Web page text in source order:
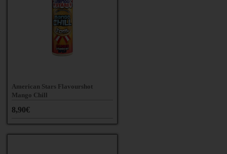
American Stars Flavourshot
Mango Chill
8,90€